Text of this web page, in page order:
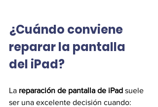
¿Cuándo conviene
reparar la pantalla
del iPad?
La reparación de pantalla de iPad suele
ser una excelente decisión cuando: